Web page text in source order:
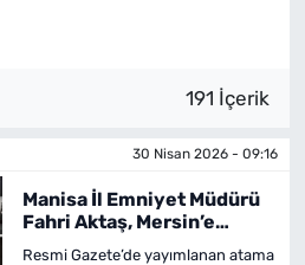
191 İçerik
30 Nisan 2026 - 09:16
Manisa İl Emniyet Müdürü
Fahri Aktaş, Mersin’e
Atandı
Resmi Gazete’de yayımlanan atama
Haritası